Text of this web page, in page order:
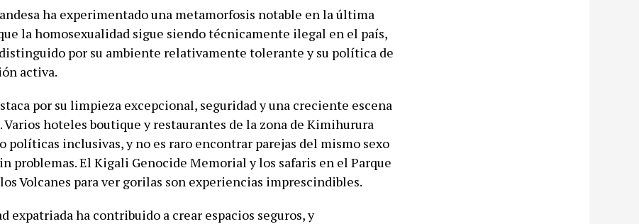
ha experimentado una metamorfosis notable en la última
la homosexualidad sigue siendo técnicamente ilegal en el país,
por su ambiente relativamente tolerante y su política de
activa.
por su limpieza excepcional, seguridad y una creciente escena
Varios hoteles boutique y restaurantes de la zona de Kimihurura
políticas inclusivas, y no es raro encontrar parejas del mismo sexo
problemas. El Kigali Genocide Memorial y los safaris en el Parque
Volcanes para ver gorilas son experiencias imprescindibles.
expatriada ha contribuido a crear espacios seguros, y